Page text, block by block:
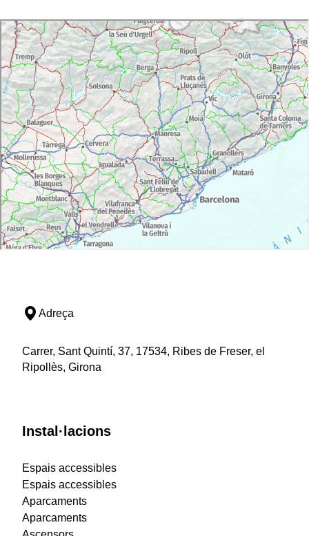
Adreça
Carrer, Sant Quintí, 37, 17534, Ribes de Freser, el
Ripollès, Girona
Instal·lacions
Espais accessibles
Espais accessibles
Aparcaments
Aparcaments